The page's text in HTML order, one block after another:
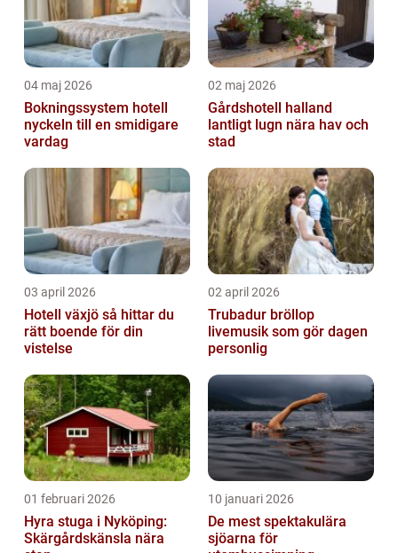
04 maj 2026
Bokningssystem hotell
nyckeln till en smidigare
vardag
02 maj 2026
Gårdshotell halland
lantligt lugn nära hav och
stad
03 april 2026
Hotell växjö så hittar du
rätt boende för din
vistelse
02 april 2026
Trubadur bröllop
livemusik som gör dagen
personlig
01 februari 2026
Hyra stuga i Nyköping:
Skärgårdskänsla nära
10 januari 2026
De mest spektakulära
sjöarna för